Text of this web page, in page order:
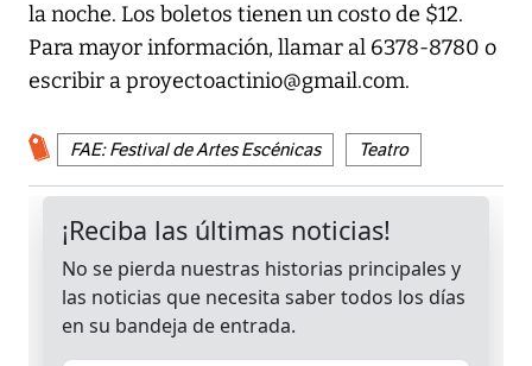
la noche. Los boletos tienen un costo de $12.
Para mayor información, llamar al 6378-8780 o
escribir a proyectoactinio@gmail.com.
FAE: Festival de Artes Escénicas Teatro